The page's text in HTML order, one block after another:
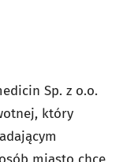
Sp. z o.o.
który